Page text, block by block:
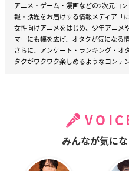
アニメ・ゲーム・漫画などの2次元コ
報・話題をお届けする情報メディア「
女性向けアニメをはじめ、少年アニメ
マーにも幅を広げ、オタクが気になる
さらに、アンケート・ランキング・オ
タクがワクワク楽しめるようなコンテ
みんなが気に